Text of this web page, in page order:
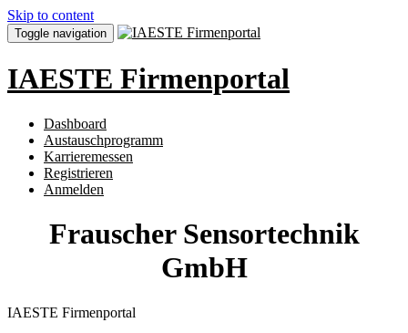
Skip to content
Toggle navigation
IAESTE Firmenportal
Dashboard
Austauschprogramm
Karrieremessen
Registrieren
Anmelden
Frauscher Sensortechnik
GmbH
IAESTE Firmenportal